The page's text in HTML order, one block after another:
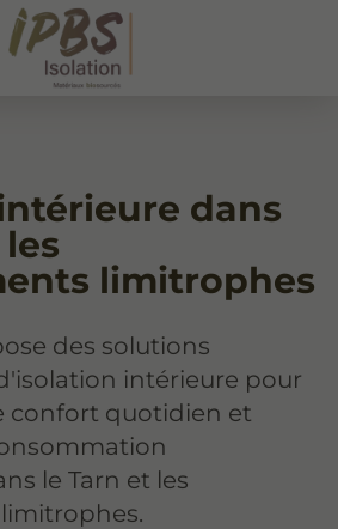
dans
limitrophes
des solutions
intérieure pour
confort quotidien et
le Tarn et les